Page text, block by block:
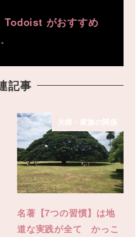
Todoist がおすすめ
記事
夫婦・家族の関係
名著【7つの習慣】は地
道な実践が全て かっこ